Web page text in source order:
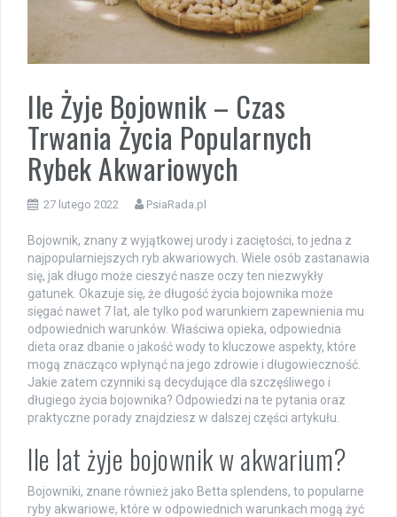
Ile Żyje Bojownik – Czas
Trwania Życia Popularnych
Rybek Akwariowych
27 lutego 2022 PsiaRada.pl
Bojownik, znany z wyjątkowej urody i zaciętości, to jedna z
najpopularniejszych ryb akwariowych. Wiele osób zastanawia
się, jak długo może cieszyć nasze oczy ten niezwykły
gatunek. Okazuje się, że długość życia bojownika może
sięgać nawet 7 lat, ale tylko pod warunkiem zapewnienia mu
odpowiednich warunków. Właściwa opieka, odpowiednia
dieta oraz dbanie o jakość wody to kluczowe aspekty, które
mogą znacząco wpłynąć na jego zdrowie i długowieczność.
Jakie zatem czynniki są decydujące dla szczęśliwego i
długiego życia bojownika? Odpowiedzi na te pytania oraz
praktyczne porady znajdziesz w dalszej części artykułu.
Ile lat żyje bojownik w akwarium?
Bojowniki, znane również jako Betta splendens, to popularne
ryby akwariowe, które w odpowiednich warunkach mogą żyć